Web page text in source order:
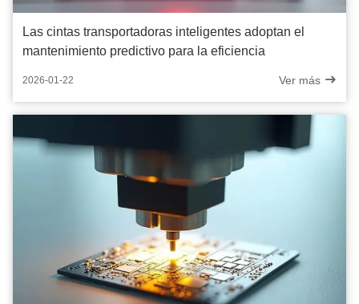
Las cintas transportadoras inteligentes adoptan el
mantenimiento predictivo para la eficiencia
2026-01-22 Ver más